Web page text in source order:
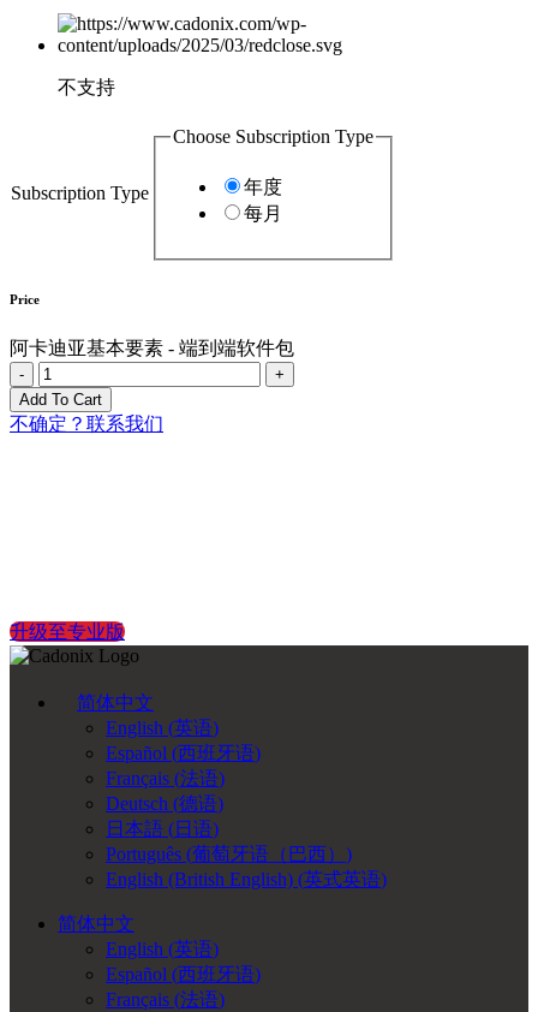
不支持
Subscription Type
Choose Subscription Type
年度
每月
Price
阿卡迪亚基本要素 - 端到端软件包
-
阿
卡
迪
到
端
件
+
Add To Cart
不确定？联系我们
升级至专业版
简体中文
English (英语)
Español (西班牙语)
Français (法语)
Deutsch (德语)
日本語 (日语)
Português (葡萄牙语（巴西） )
English (British English) (英式英语)
简体中文
English (英语)
Español (西班牙语)
Français (法语)